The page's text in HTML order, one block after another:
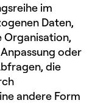
im
Daten,
Organisation,
oder
die
andere Form